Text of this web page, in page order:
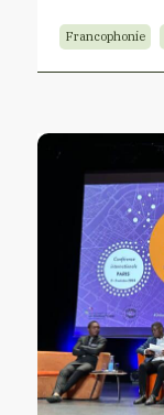
Francophonie